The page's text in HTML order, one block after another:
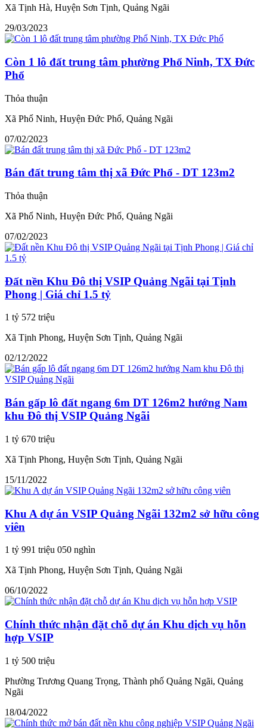
Xã Tịnh Hà, Huyện Sơn Tịnh, Quảng Ngãi
29/03/2023
Còn 1 lô đất trung tâm phường Phổ Ninh, TX Đức
Phổ
Thỏa thuận
Xã Phổ Ninh, Huyện Đức Phổ, Quảng Ngãi
07/02/2023
Bán đất trung tâm thị xã Đức Phổ - DT 123m2
Thỏa thuận
Xã Phổ Ninh, Huyện Đức Phổ, Quảng Ngãi
07/02/2023
Đất nền Khu Đô thị VSIP Quảng Ngãi tại Tịnh
Phong | Giá chỉ 1.5 tỷ
1 tỷ 572 triệu
Xã Tịnh Phong, Huyện Sơn Tịnh, Quảng Ngãi
02/12/2022
Bán gấp lô đất ngang 6m DT 126m2 hướng Nam
khu Đô thị VSIP Quảng Ngãi
1 tỷ 670 triệu
Xã Tịnh Phong, Huyện Sơn Tịnh, Quảng Ngãi
15/11/2022
Khu A dự án VSIP Quảng Ngãi 132m2 sở hữu công
viên
1 tỷ 991 triệu 050 nghìn
Xã Tịnh Phong, Huyện Sơn Tịnh, Quảng Ngãi
06/10/2022
Chính thức nhận đặt chỗ dự án Khu dịch vụ hỗn
hợp VSIP
1 tỷ 500 triệu
Phường Trương Quang Trọng, Thành phố Quảng Ngãi, Quảng
Ngãi
18/04/2022